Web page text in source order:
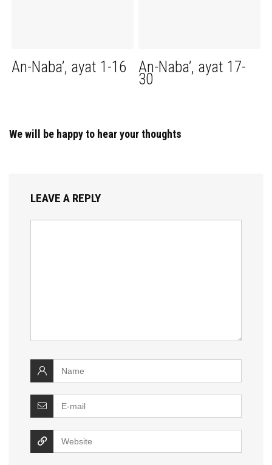
An-Naba’, ayat 1-16 An-Naba’, ayat 17-
30
We will be happy to hear your thoughts
LEAVE A REPLY